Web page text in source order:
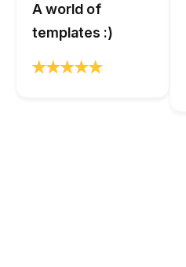
A world of
templates :)